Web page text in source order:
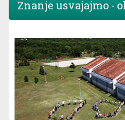
Znanje usvajajmo -